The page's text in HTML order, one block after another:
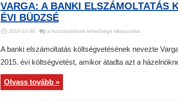
VARGA: A BANKI ELSZÁMOLTATÁS
ÉVI BÜDZSÉ
2014-10-30
Varga:
elszámoltatás
költségvetése
jövő
büdzsé
bejegyzéshez
a hozzászólások lehetősége kikapcsolva
A banki elszámoltatás költségvetésének nevezte
2015. évi költségvetést, amikor átadta azt a
Olvass tovább »